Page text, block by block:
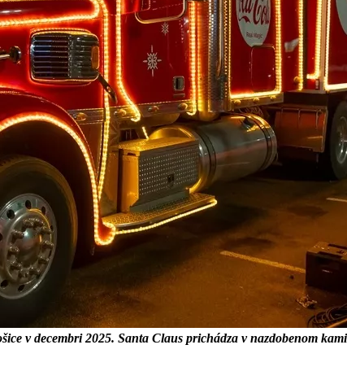
v decembri 2025. Santa Claus prichádza v nazdobenom